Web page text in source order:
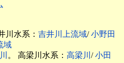
川水系： 吉井川上流域/小野田
域
。 高梁川水系： 高梁川 /小田